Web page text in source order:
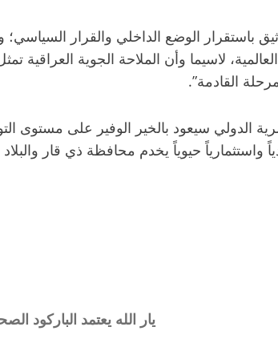
الوضع الداخلي والقرار السياسي؛
لاسيما وأن الملاحة الجوية العراقية
القادمة”.
الدولي سيعود بالخير الوفير على مستوى
واستثمارياً حيوياً يخدم محافظة ذي قار
يار الله يعتمد الباركود